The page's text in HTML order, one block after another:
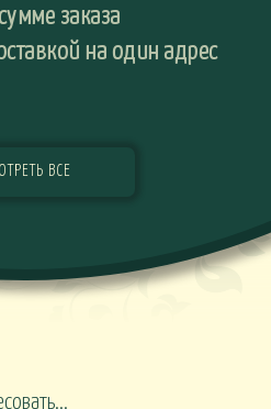
заказа
на один адрес
ВСЕ